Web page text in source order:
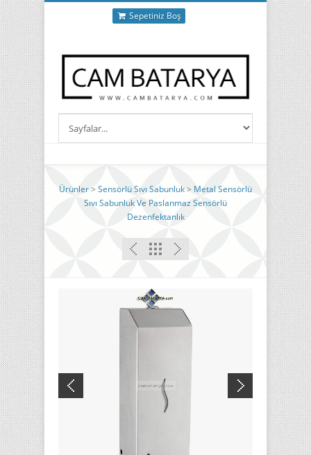
Sepetiniz Boş
Ürünler> Sensörlü Sıvı Sabunluk> Metal Sensörlü
Sıvı Sabunluk Ve Paslanmaz Sensörlü
Dezenfektanlık